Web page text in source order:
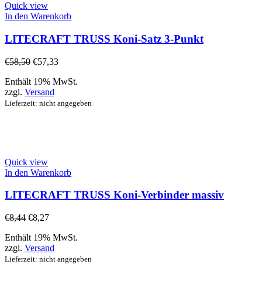
Quick view
In den Warenkorb
LITECRAFT TRUSS Koni-Satz 3-Punkt
€58,50 €57,33
Enthält 19% MwSt.
zzgl. Versand
Lieferzeit: nicht angegeben
Quick view
In den Warenkorb
LITECRAFT TRUSS Koni-Verbinder massiv
€8,44 €8,27
Enthält 19% MwSt.
zzgl. Versand
Lieferzeit: nicht angegeben